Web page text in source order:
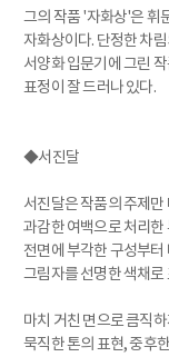
그의 작품 '자화상'은 휘
자화상이다. 단정한 차
서양화 입문기에 그린
표정이 잘 드러나 있다.
◆서진달
서진달은 작품의 주제
과감한 여백으로 처리한
전면에 부각한 구성부터
그림자를 선명한 색채로
마치 거친 면으로 큼직
묵직한 톤의 표현, 중후